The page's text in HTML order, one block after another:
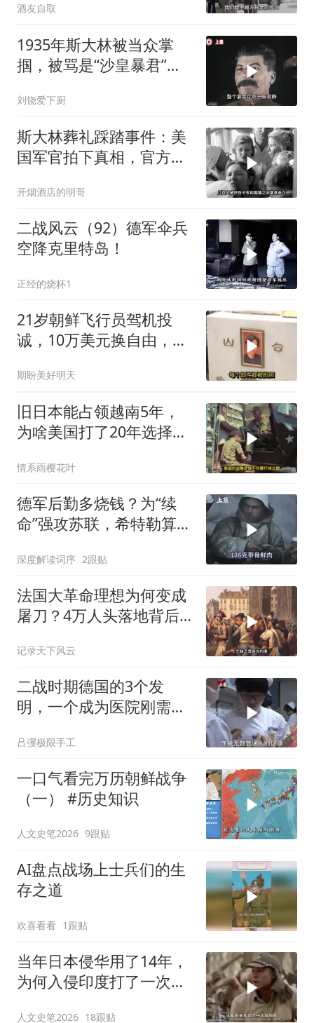
酒友自取
1935年斯大林被当众掌
掴，被骂是“沙皇暴君”，
刘饶爱下厨
斯大林葬礼踩踏事件：美
国军官拍下真相，官方为
开烟酒店的明哥
二战风云（92）德军伞兵
空降克里特岛！
正经的烧杯1
21岁朝鲜飞行员驾机投
诚，10万美元换自由，真
期盼美好明天
旧日本能占领越南5年，
为啥美国打了20年选择撤
情系雨樱花叶
德军后勤多烧钱？为“续
命”强攻苏联，希特勒算错
深度解读词序 2跟贴
法国大革命理想为何变成
屠刀？4万人头落地背后
记录天下风云
二战时期德国的3个发
明，一个成为医院刚需，
吕彏极限手工
一口气看完万历朝鲜战争
（一） #历史知识
人文史笔2026 9跟贴
AI盘点战场上士兵们的生
存之道
欢喜看看 1跟贴
当年日本侵华用了14年，
为何入侵印度打了一次就
人文史笔2026 18跟贴